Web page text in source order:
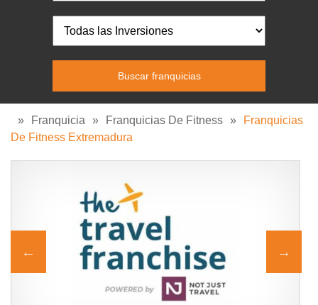
» Franquicia » Franquicias De Fitness »
Franquicias
De Fitness Extremadura